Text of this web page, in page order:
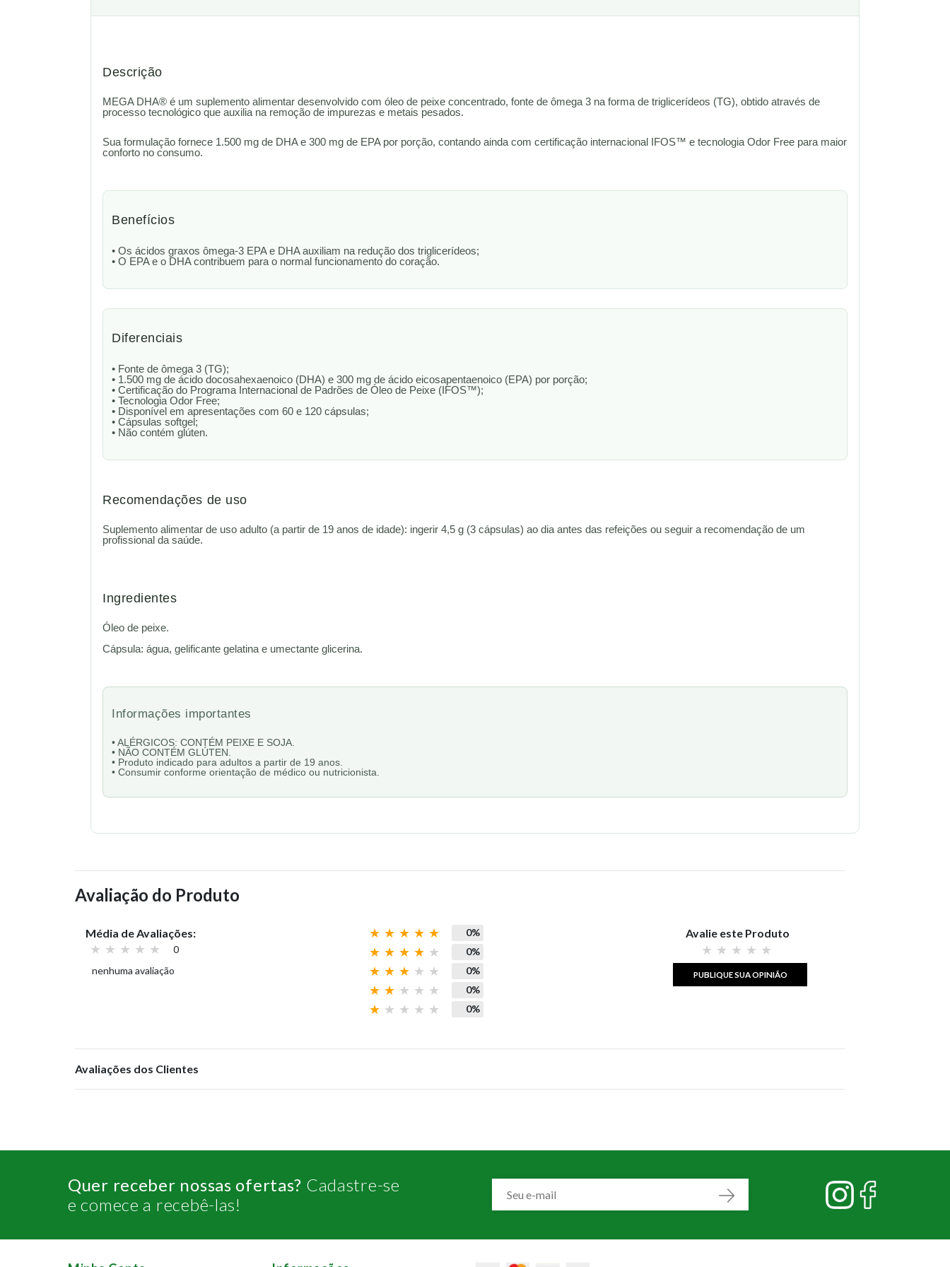
Descrição
MEGA DHA® é um suplemento alimentar desenvolvido com óleo de peixe concentrado, fonte de ômega 3 na forma de triglicerídeos (TG), obtido através de
processo tecnológico que auxilia na remoção de impurezas e metais pesados.
Sua formulação fornece 1.500 mg de DHA e 300 mg de EPA por porção, contando ainda com certificação internacional IFOS™ e tecnologia Odor Free para maior
conforto no consumo.
Benefícios
• Os ácidos graxos ômega-3 EPA e DHA auxiliam na redução dos triglicerídeos;
• O EPA e o DHA contribuem para o normal funcionamento do coração.
Diferenciais
• Fonte de ômega 3 (TG);
• 1.500 mg de ácido docosahexaenoico (DHA) e 300 mg de ácido eicosapentaenoico (EPA) por porção;
• Certificação do Programa Internacional de Padrões de Óleo de Peixe (IFOS™);
• Tecnologia Odor Free;
• Disponível em apresentações com 60 e 120 cápsulas;
• Cápsulas softgel;
• Não contém glúten.
Recomendações de uso
Suplemento alimentar de uso adulto (a partir de 19 anos de idade): ingerir 4,5 g (3 cápsulas) ao dia antes das refeições ou seguir a recomendação de um
profissional da saúde.
Ingredientes
Óleo de peixe.
Cápsula: água, gelificante gelatina e umectante glicerina.
Informações importantes
• ALÉRGICOS: CONTÉM PEIXE E SOJA.
• NÃO CONTÉM GLÚTEN.
• Produto indicado para adultos a partir de 19 anos.
• Consumir conforme orientação de médico ou nutricionista.
Avaliação do Produto
Média de Avaliações:
0
nenhuma avaliação
0%
0%
0%
0%
0%
Avalie este Produto
PUBLIQUE SUA OPINIÃO
Avaliações dos Clientes
Quer receber nossas ofertas? Cadastre-se
e comece a recebê-las!